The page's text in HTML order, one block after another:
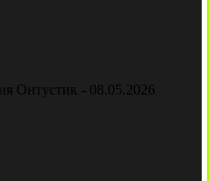
Онтустик - 08.05.2026